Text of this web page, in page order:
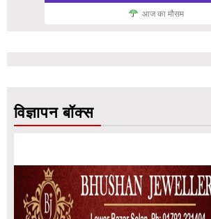
आज का मौसम
विज्ञापन बॉक्स